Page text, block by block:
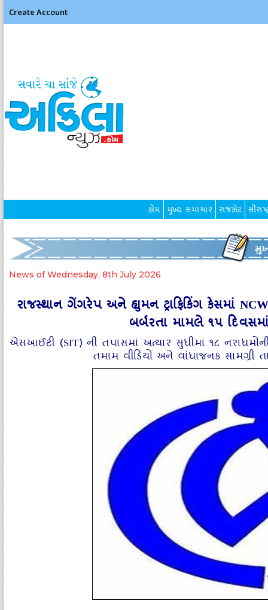
Create Account
હોમ મુખ્ય સમાચાર રાજકોટ
News of Wednesday, 8th July 2026
રાજસ્થાન ગેંગરેપ અને હ્યુમન ટ્રાફિકિંગ કેસમાં
બર્બરતા મામલે ૧૫
એસઆઈટી (SIT) ની તપાસમાં અત્યાર સુધીમાં ૧૮
તમામ વીડિયો અને વાંધાજનક સામગ્રી